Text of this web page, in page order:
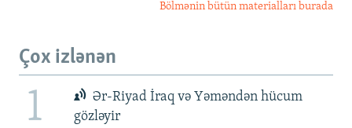
Bölmənin bütün materialları burada
Çox izlənən
1
Ər-Riyad İraq və Yəməndən hücum
gözləyir